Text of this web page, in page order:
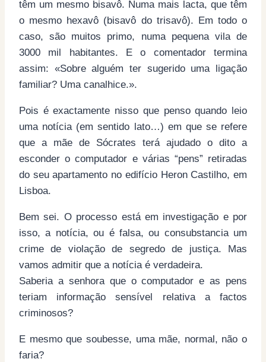
têm um mesmo bisavô. Numa mais lacta, que têm
o mesmo hexavô (bisavô do trisavô). Em todo o
caso, são muitos primo, numa pequena vila de
3000 mil habitantes. E o comentador termina
assim: «Sobre alguém ter sugerido uma ligação
familiar? Uma canalhice.».
Pois é exactamente nisso que penso quando leio
uma notícia (em sentido lato…) em que se refere
que a mãe de Sócrates terá ajudado o dito a
esconder o computador e várias “pens” retiradas
do seu apartamento no edifício Heron Castilho, em
Lisboa.
Bem sei. O processo está em investigação e por
isso, a notícia, ou é falsa, ou consubstancia um
crime de violação de segredo de justiça. Mas
vamos admitir que a notícia é verdadeira.
Saberia a senhora que o computador e as pens
teriam informação sensível relativa a factos
criminosos?
E mesmo que soubesse, uma mãe, normal, não o
faria?